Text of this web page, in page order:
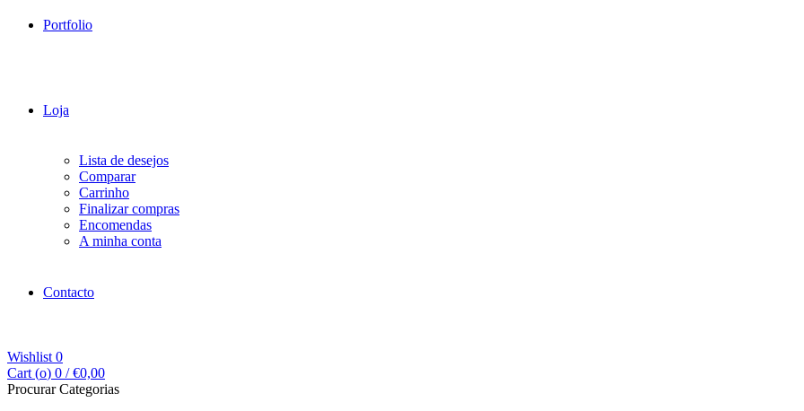
Portfolio
Loja
Lista de desejos
Comparar
Carrinho
Finalizar compras
Encomendas
A minha conta
Contacto
Wishlist 0
Cart (o) 0 / €0,00
Procurar Categorias